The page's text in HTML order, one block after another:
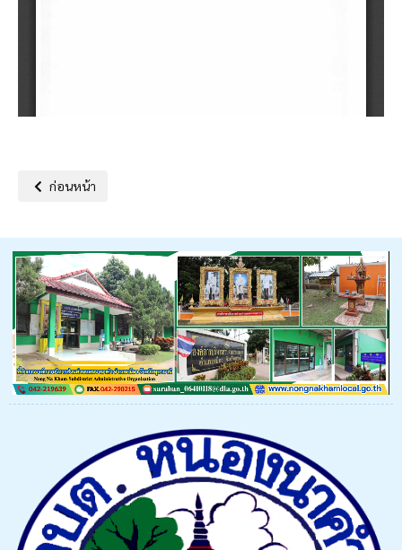
เนื้อหาก่อนหน้า: คู่มือการใช้ทรัพย์สินของทางราชการ (มาตรการการยืม
ก่อนหน้า